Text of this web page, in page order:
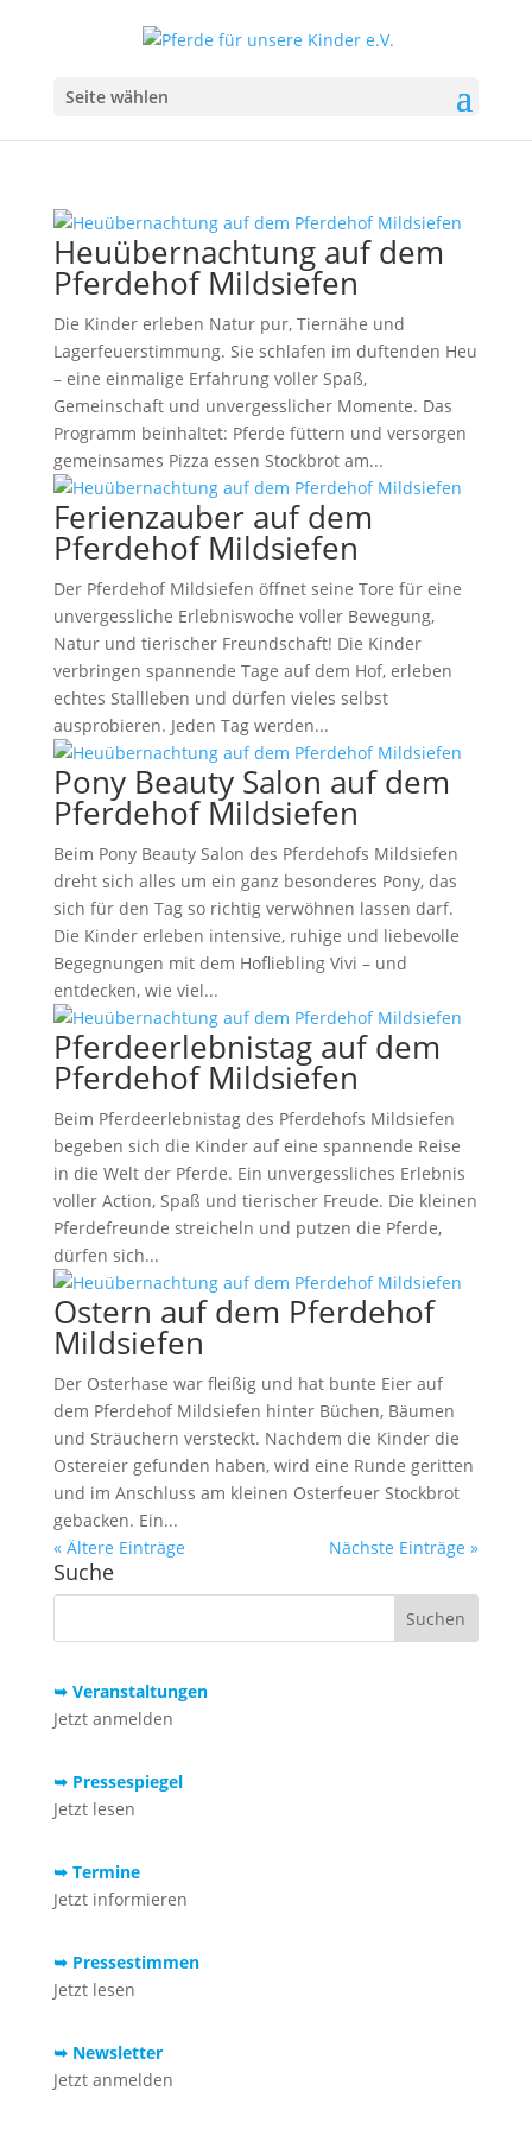
Seite wählen
Heuübernachtung auf dem
Pferdehof Mildsiefen
Die Kinder erleben Natur pur, Tiernähe und
Lagerfeuerstimmung. Sie schlafen im duftenden Heu
– eine einmalige Erfahrung voller Spaß,
Gemeinschaft und unvergesslicher Momente. Das
Programm beinhaltet: Pferde füttern und versorgen
gemeinsames Pizza essen Stockbrot am...
Ferienzauber auf dem
Pferdehof Mildsiefen
Der Pferdehof Mildsiefen öffnet seine Tore für eine
unvergessliche Erlebniswoche voller Bewegung,
Natur und tierischer Freundschaft! Die Kinder
verbringen spannende Tage auf dem Hof, erleben
echtes Stallleben und dürfen vieles selbst
ausprobieren. Jeden Tag werden...
Pony Beauty Salon auf dem
Pferdehof Mildsiefen
Beim Pony Beauty Salon des Pferdehofs Mildsiefen
dreht sich alles um ein ganz besonderes Pony, das
sich für den Tag so richtig verwöhnen lassen darf.
Die Kinder erleben intensive, ruhige und liebevolle
Begegnungen mit dem Hofliebling Vivi – und
entdecken, wie viel...
Pferdeerlebnistag auf dem
Pferdehof Mildsiefen
Beim Pferdeerlebnistag des Pferdehofs Mildsiefen
begeben sich die Kinder auf eine spannende Reise
in die Welt der Pferde. Ein unvergessliches Erlebnis
voller Action, Spaß und tierischer Freude. Die kleinen
Pferdefreunde streicheln und putzen die Pferde,
dürfen sich...
Ostern auf dem Pferdehof
Mildsiefen
Der Osterhase war fleißig und hat bunte Eier auf
dem Pferdehof Mildsiefen hinter Büchen, Bäumen
und Sträuchern versteckt. Nachdem die Kinder die
Ostereier gefunden haben, wird eine Runde geritten
und im Anschluss am kleinen Osterfeuer Stockbrot
gebacken. Ein...
« Ältere Einträge
Nächste Einträge »
Suche
➥ Veranstaltungen
Jetzt anmelden
➥ Pressespiegel
Jetzt lesen
➥ Termine
Jetzt informieren
➥ Pressestimmen
Jetzt lesen
➥ Newsletter
Jetzt anmelden